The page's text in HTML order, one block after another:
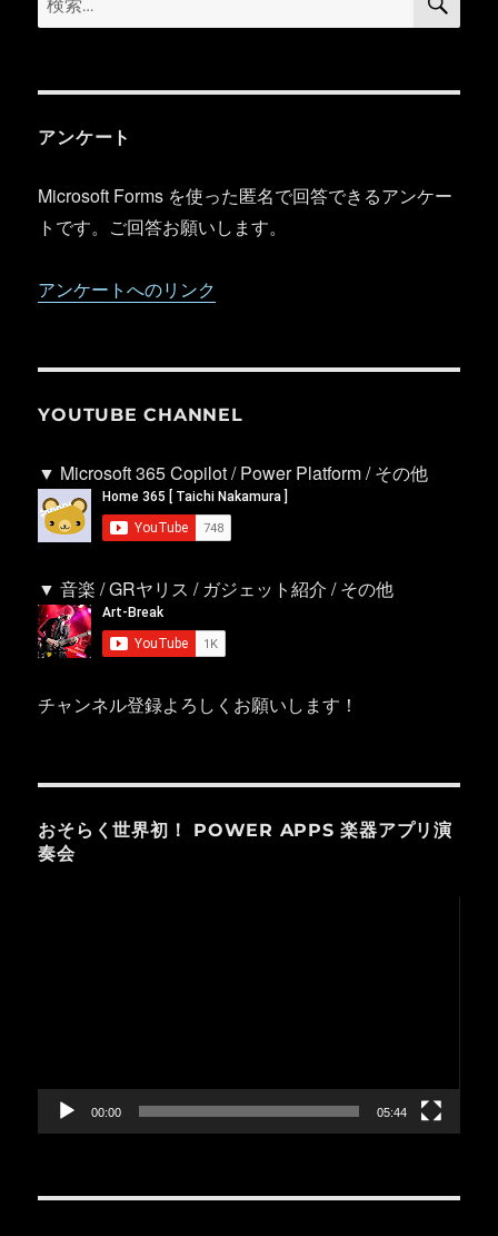
索:
アンケート
Microsoft Forms を使った匿名で回答できるアンケー
トです。ご回答お願いします。
アンケートへのリンク
YOUTUBE CHANNEL
▼ Microsoft 365 Copilot / Power Platform / その他
▼ 音楽 / GRヤリス / ガジェット紹介 / その他
チャンネル登録よろしくお願いします！
おそらく世界初！ POWER APPS 楽器アプリ演
奏会
ー
00:00 05:44